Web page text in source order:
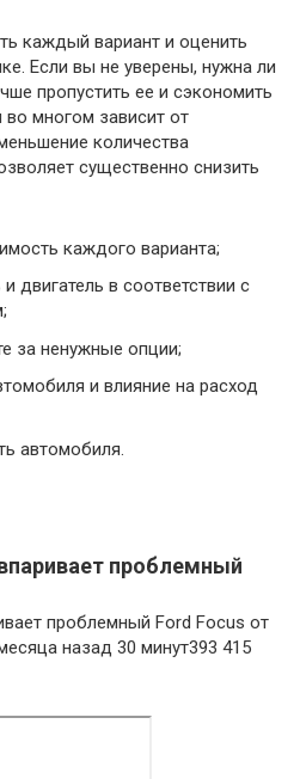
каждый вариант и оценить
Если вы не уверены, нужна ли
пропустить ее и сэкономить
многом зависит от
количества
существенно снизить
каждого варианта;
двигатель в соответствии с
за ненужные опции;
и влияние на расход
автомобиля.
проблемный
проблемный Ford Focus от
назад 30 минут393 415